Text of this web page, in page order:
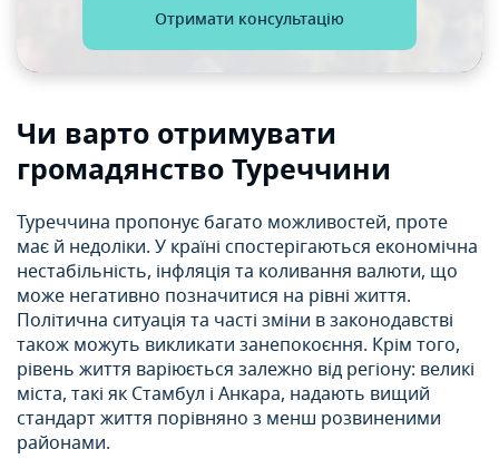
Отримати консультацію
Чи варто отримувати
громадянство Туреччини
Туреччина пропонує багато можливостей, проте
має й недоліки. У країні спостерігаються економічна
нестабільність, інфляція та коливання валюти, що
може негативно позначитися на рівні життя.
Політична ситуація та часті зміни в законодавстві
також можуть викликати занепокоєння. Крім того,
рівень життя варіюється залежно від регіону: великі
міста, такі як Стамбул і Анкара, надають вищий
стандарт життя порівняно з менш розвиненими
районами.